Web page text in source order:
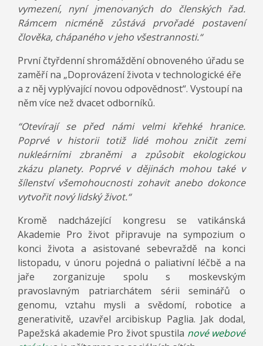
vymezení, nyní jmenovaných do členských řad.
Rámcem nicméně zůstává prvořadé postavení
člověka, chápaného v jeho všestrannosti.“
První čtyřdenní shromáždění obnoveného úřadu se
zaměří na „Doprovázení života v technologické éře
a z něj vyplývající novou odpovědnost“. Vystoupí na
něm více než dvacet odborníků.
“Otevírají se před námi velmi křehké hranice.
Poprvé v historii totiž lidé mohou zničit zemi
nukleárními zbraněmi a způsobit ekologickou
zkázu planety. Poprvé v dějinách mohou také v
šílenství všemohoucnosti zohavit anebo dokonce
vytvořit nový lidský život.“
Kromě nadcházející kongresu se vatikánská
Akademie Pro život připravuje na sympozium o
konci života a asistované sebevraždě na konci
listopadu, v únoru pojedná o paliativní léčbě a na
jaře zorganizuje spolu s moskevským
pravoslavným patriarchátem sérii seminářů o
genomu, vztahu mysli a svědomí, robotice a
generativitě, uzavřel arcibiskup Paglia. Jak dodal,
Papežská akademie Pro život spustila nové webové